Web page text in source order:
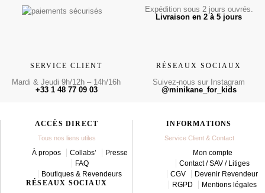
Expédition sous 2 jours ouvrés.
Livraison en 2 à 5 jours
SERVICE CLIENT
Mardi & Jeudi 9h/12h – 14h/16h
+33 1 48 77 09 03
RÉSEAUX SOCIAUX
Suivez-nous sur Instagram
@minikane_for_kids
ACCÈS DIRECT
Tous nos liens utiles
À propos Collabs’
Presse
FAQ
Boutiques & Revendeurs
RÉSEAUX SOCIAUX
INFORMATIONS
Service Client & Contact
Mon compte
Contact / SAV / Litiges
CGV
Devenir Revendeur
RGPD
Mentions légales